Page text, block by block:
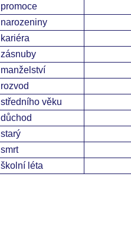
promoce
narozeniny
kariéra
zásnuby
manželství
rozvod
středního věku
důchod
starý
smrt
školní léta